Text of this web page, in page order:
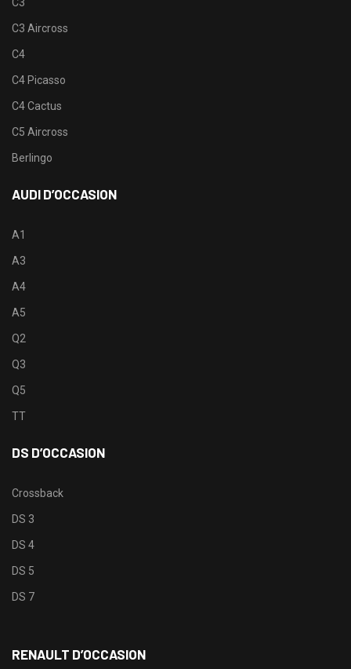
C3
C3 Aircross
C4
C4 Picasso
C4 Cactus
C5 Aircross
Berlingo
AUDI D’OCCASION
A1
A3
A4
A5
Q2
Q3
Q5
TT
DS D’OCCASION
Crossback
DS 3
DS 4
DS 5
DS 7
RENAULT D’OCCASION